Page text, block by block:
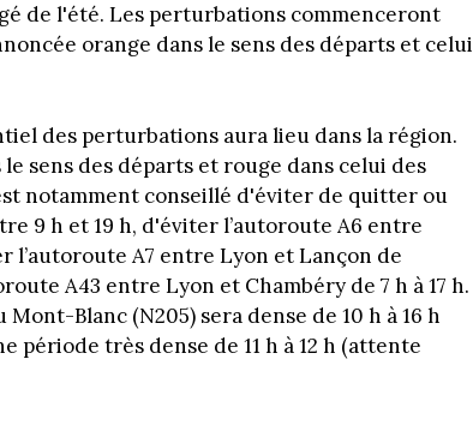
de l'été. Les perturbations commenceront
orange dans le sens des départs et celui
des perturbations aura lieu dans la région.
sens des départs et rouge dans celui des
notamment conseillé d'éviter de quitter ou
9 h et 19 h, d'éviter l’autoroute A6 entre
l’autoroute A7 entre Lyon et Lançon de
A43 entre Lyon et Chambéry de 7 h à 17 h.
Blanc (N205) sera dense de 10 h à 16 h
période très dense de 11 h à 12 h (attente